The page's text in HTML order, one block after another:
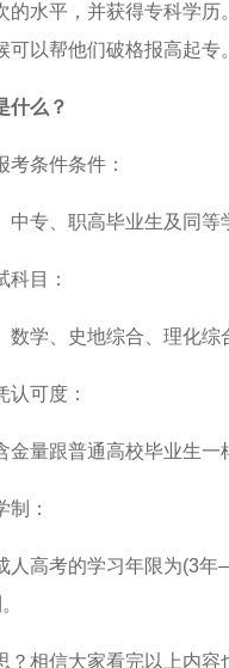
的水平，并获得专科学
可以帮他们破格报高起专
什么？
考条件条件：
中专、职高毕业生及同等
科目：
数学、史地综合、理化综
认可度：
金量跟普通高校毕业生一
制：
人高考的学习年限为(3
？相信大家看完以上内